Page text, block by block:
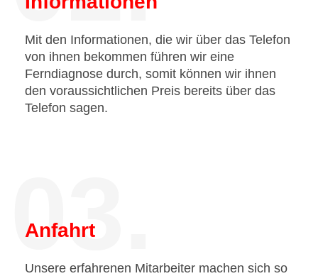
Mit den Informationen, die wir über das Telefon
von ihnen bekommen führen wir eine
Ferndiagnose durch, somit können wir ihnen
den voraussichtlichen Preis bereits über das
Telefon sagen.
03.
Anfahrt
Unsere erfahrenen Mitarbeiter machen sich so